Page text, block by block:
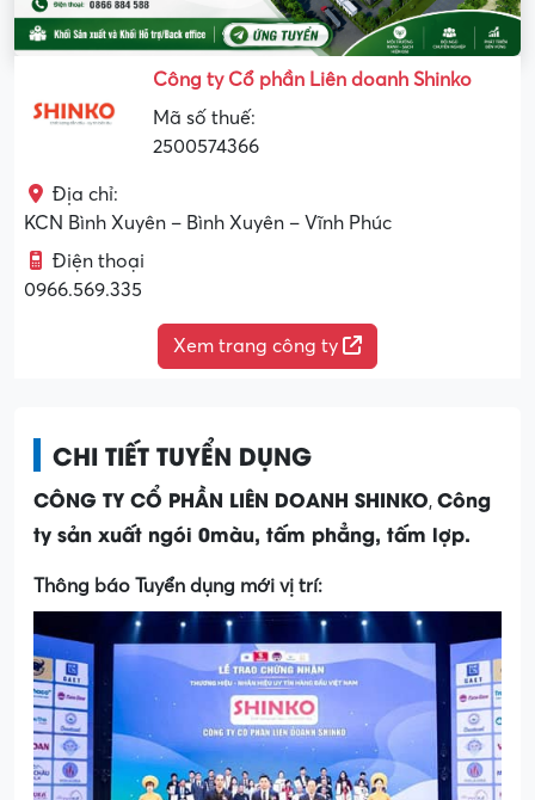
Công ty Cổ phần Liên doanh Shinko
Mã số thuế:
2500574366
Địa chỉ:
KCN Bình Xuyên – Bình Xuyên – Vĩnh Phúc
Điện thoại
0966.569.335
Xem trang công ty
CHI TIẾT TUYỂN DỤNG
CÔNG TY CỔ PHẦN LIÊN DOANH SHINKO, Công
ty sản xuất ngói 0màu, tấm phẳng, tấm lợp.
Thông báo Tuyển dụng mới vị trí: